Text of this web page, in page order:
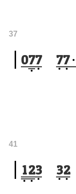
077 77
37
123 32
41